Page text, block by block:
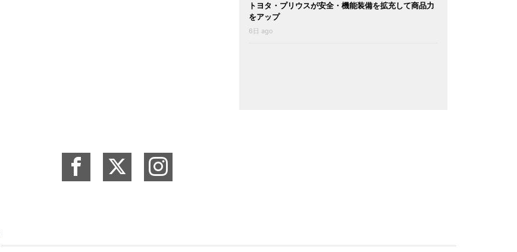
トヨタ・プリウスが安全・機能装備を拡充して商品力
をアップ
6日 ago